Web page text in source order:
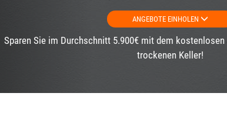
ANGEBOTE EINHOLEN
Sparen Sie im Durchschnitt 5.900€ mit dem
trockenen Keller!